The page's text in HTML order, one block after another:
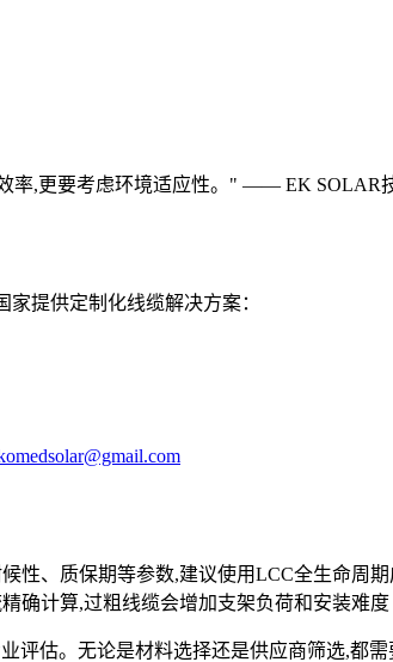
率,更要考虑环境适应性。" —— EK SOLAR
提供定制化线缆解决方案：
性、质保期等参数,建议使用LCC全生命周
确计算,过粗线缆会增加支架负荷和安装难度
评估。无论是材料选择还是供应商筛选,都